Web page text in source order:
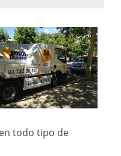
todo tipo de